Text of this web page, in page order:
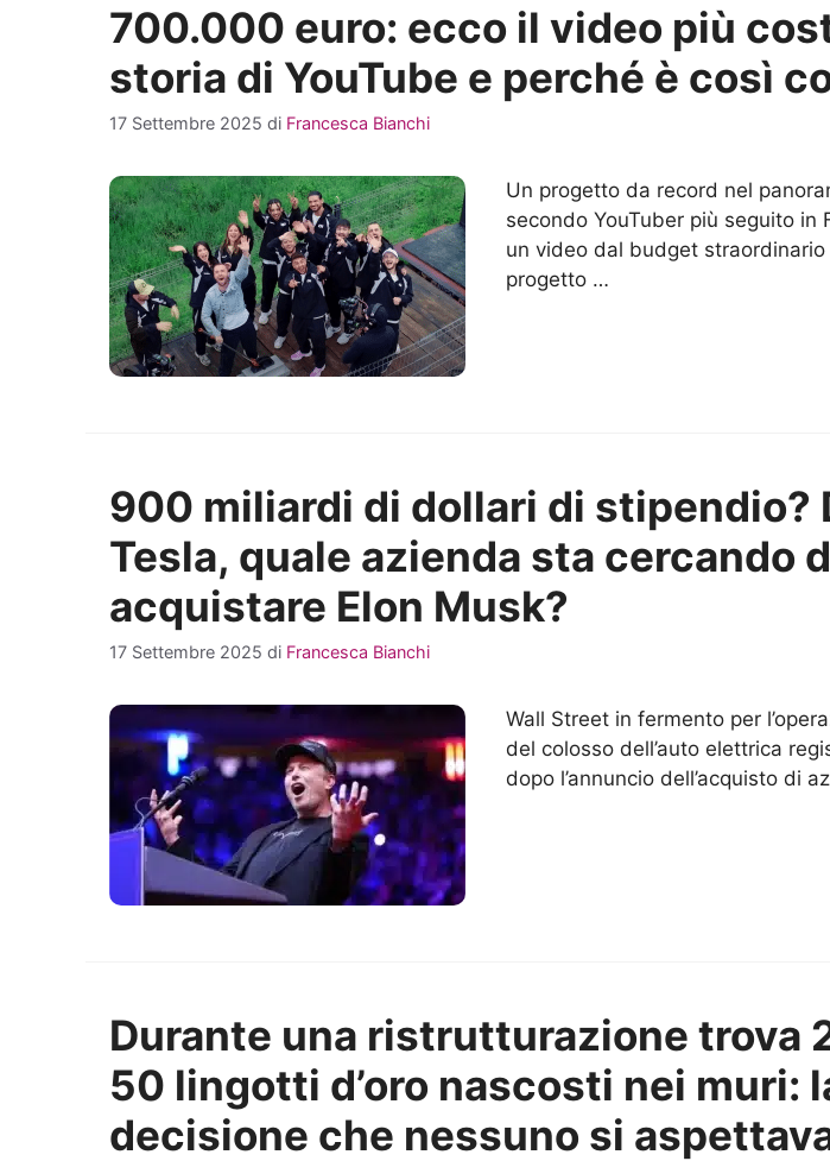
700.000 euro: ecco il video più
storia di YouTube e perché è così
17 Settembre 2025 di Francesca Bianchi
Un progetto da record nel
secondo YouTuber più seguito in
un video dal budget
progetto …
900 miliardi di dollari di stipendio?
Tesla, quale azienda sta cercando
acquistare Elon Musk?
17 Settembre 2025 di Francesca Bianchi
Wall Street in fermento per
del colosso dell’auto elettrica
dopo l’annuncio dell’acquisto di
Durante una ristrutturazione trova
50 lingotti d’oro nascosti nei muri:
decisione che nessuno si